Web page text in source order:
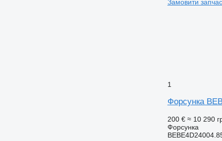
Замовити
1
Форсунка
200 € ≈ 10 290
Форсунка